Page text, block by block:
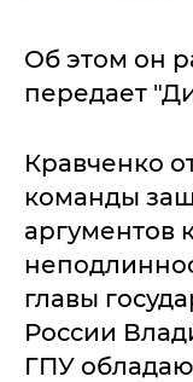
Об этом он
передает
Кравченко
команды
аргументов
главы
России
ГПУ